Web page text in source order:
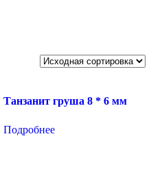
Танзанит груша 8 * 6 мм
Подробнее